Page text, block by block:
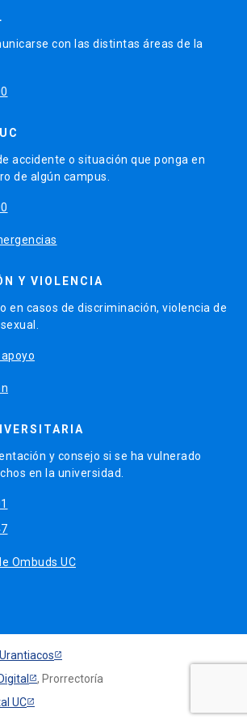
con las distintas áreas de la
accidente o situación que ponga en
de algún campus.
Y VIOLENCIA
en casos de discriminación, violencia de
y consejo si se ha vulnerado
en la universidad.
Ombuds UC
Urantiacos
, Prorrectoría
UC